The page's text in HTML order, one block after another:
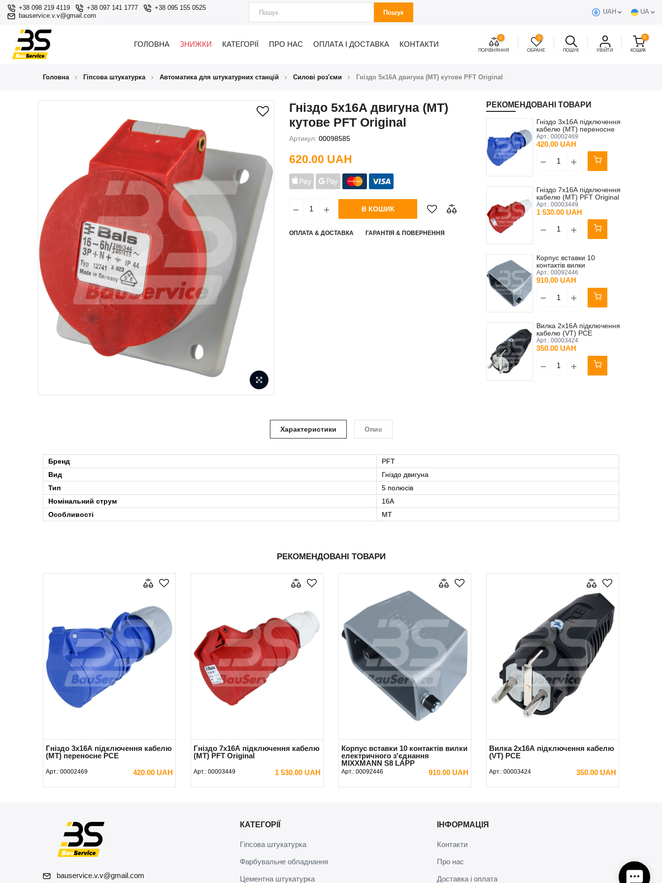
+38 098 219 4119 +38 097 141 1777
+38 095 155 0525
bauservice.v.v@gmail.com
Пошук UAH UA
ГОЛОВНА ЗНИЖКИ КАТЕГОРІЇ ПРО НАС ОПЛАТА І ДОСТАВКА КОНТАКТИ
0
ПОРІВНЯННЯ
0
ОБРАНЕ ПОШУК УВІЙТИ
0
КОШИК
Головна Гіпсова штукатурка Автоматика для штукатурних станцій Силові роз'єми Гніздо 5x16A двигуна (MT) кутове PFT Original
Гніздо 5x16A двигуна (MT)
кутове PFT Original
Артикул: 00098585
620.00 UAH
В КОШИК
ОПЛАТА & ДОСТАВКА ГАРАНТІЯ & ПОВЕРНЕННЯ
РЕКОМЕНДОВАНІ ТОВАРИ
Гніздо 3x16А підключення
кабелю (MT) переносне
PCE
Арт.: 00002469
420.00 UAH
Гніздо 7x16А підключення
кабелю (MT) PFT Original
Арт.: 00003449
1 530.00 UAH
Корпус вставки 10
контактів вилки
електричного з'єднання
MIXXMANN S8 LAPP
Арт.: 00092446
910.00 UAH
Вилка 2x16А підключення
кабелю (VT) PCE
Арт.: 00003424
350.00 UAH
Характеристики Опис
Бренд
PFT
Вид
Гніздо двигуна
Тип
5 полюсів
Номінальний струм
16А
Особливості
MT
РЕКОМЕНДОВАНІ ТОВАРИ
Гніздо 3x16А підключення кабелю
(MT) переносне PCE
Арт.: 00002469 420.00 UAH
В КОШИК
Гніздо 7x16А підключення кабелю
(MT) PFT Original
Арт.: 00003449 1 530.00 UAH
В КОШИК
Корпус вставки 10 контактів вилки
електричного з'єднання
MIXXMANN S8 LAPP
Арт.: 00092446 910.00 UAH
В КОШИК
Вилка 2x16А підключення кабелю
(VT) PCE
Арт.: 00003424 350.00 UAH
В КОШИК
bauservice.v.v@gmail.com
КАТЕГОРІЇ
Гіпсова штукатурка
Фарбувальне обладнання
Цементна штукатурка
ІНФОРМАЦІЯ
Контакти
Про нас
Доставка і оплата